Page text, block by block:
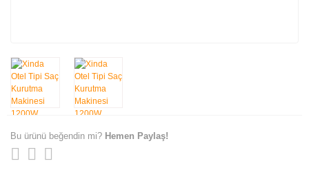
Bu ürünü beğendin mi? Hemen Paylaş!